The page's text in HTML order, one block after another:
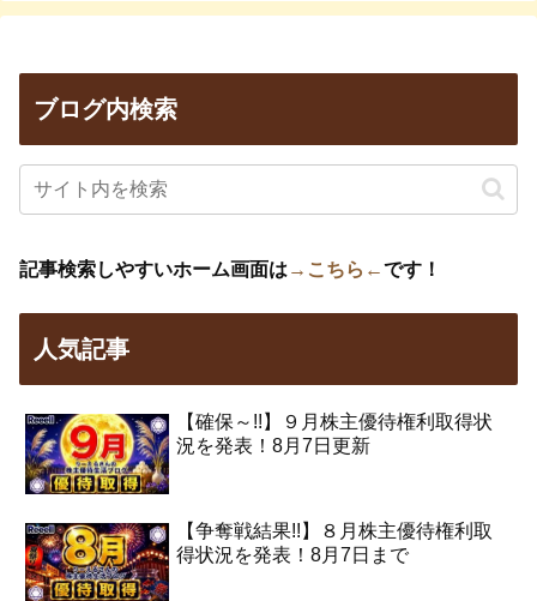
ブログ内検索
記事検索しやすいホーム画面は →こちら←です！
人気記事
【確保～!!】９月株主優待権利取得状
況を発表！8月7日更新
【争奪戦結果!!】８月株主優待権利取
得状況を発表！8月7日まで